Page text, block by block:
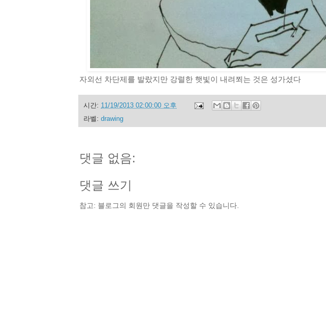
자외선 차단제를 발랐지만 강렬한 햇빛이 내려쬐는 것은 성가셨다
시간: 11/19/2013 02:00:00 오후
라벨: drawing
댓글 없음:
댓글 쓰기
참고: 블로그의 회원만 댓글을 작성할 수 있습니다.